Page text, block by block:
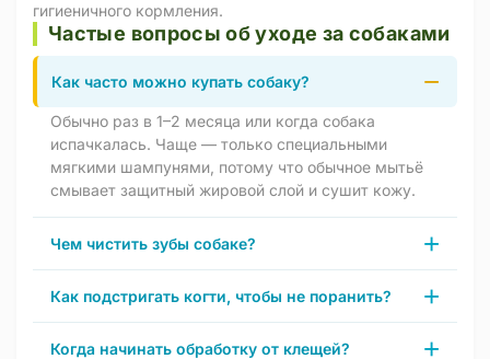
гигиеничного кормления.
Частые вопросы об уходе за собаками
Как часто можно купать собаку?
Обычно раз в 1–2 месяца или когда собака
испачкалась. Чаще — только специальными
мягкими шампунями, потому что обычное мытьё
смывает защитный жировой слой и сушит кожу.
Чем чистить зубы собаке?
Как подстригать когти, чтобы не поранить?
Когда начинать обработку от клещей?